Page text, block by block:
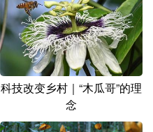
湖北 湖南
海南 重庆
云南 西藏
科技改变乡村｜“木瓜哥”的理
念